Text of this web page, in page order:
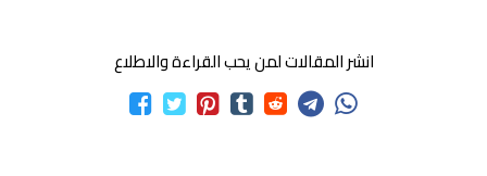
انشر المقالات لمن يحب القراءة والاطلاع